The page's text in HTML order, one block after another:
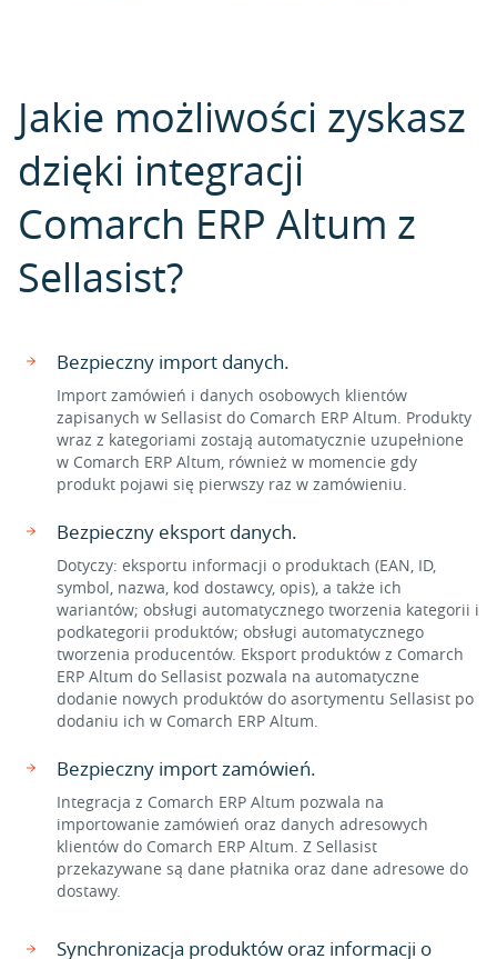
Jakie możliwości zyskasz
dzięki integracji
Comarch ERP Altum z
Sellasist?
Bezpieczny import danych.
Import zamówień i danych osobowych klientów
zapisanych w Sellasist do Comarch ERP Altum. Produkty
wraz z kategoriami zostają automatycznie uzupełnione
w Comarch ERP Altum, również w momencie gdy
produkt pojawi się pierwszy raz w zamówieniu.
Bezpieczny eksport danych.
Dotyczy: eksportu informacji o produktach (EAN, ID,
symbol, nazwa, kod dostawcy, opis), a także ich
wariantów; obsługi automatycznego tworzenia kategorii i
podkategorii produktów; obsługi automatycznego
tworzenia producentów. Eksport produktów z Comarch
ERP Altum do Sellasist pozwala na automatyczne
dodanie nowych produktów do asortymentu Sellasist po
dodaniu ich w Comarch ERP Altum.
Bezpieczny import zamówień.
Integracja z Comarch ERP Altum pozwala na
importowanie zamówień oraz danych adresowych
klientów do Comarch ERP Altum. Z Sellasist
przekazywane są dane płatnika oraz dane adresowe do
dostawy.
Synchronizacja produktów oraz informacji o